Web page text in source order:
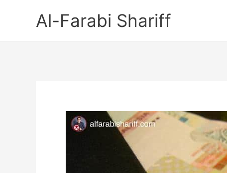
Al-Farabi Shariff